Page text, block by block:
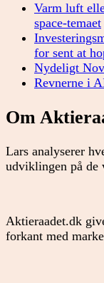
Varm luft
space-temaet
for sent at
Nydeligt
Revnerne i
Om
Lars analyserer
udviklingen på de
Aktieraadet.dk
forkant med